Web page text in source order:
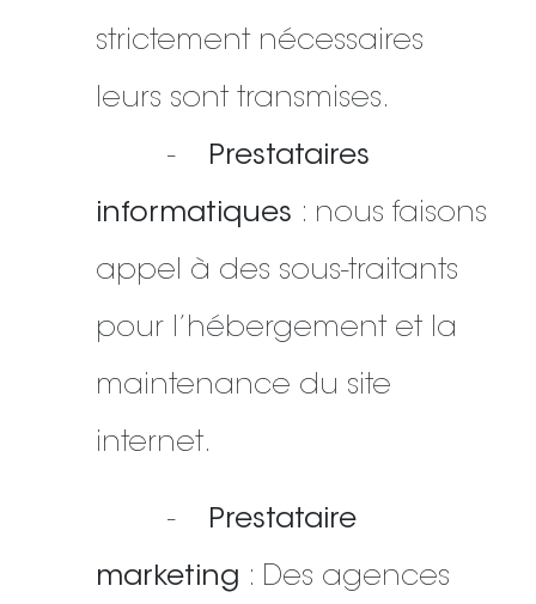
strictement nécessaires
leurs sont transmises.
-
Prestataires
informatiques : nous faisons
appel à des sous-traitants
pour l’hébergement et la
maintenance du site
internet.
- Prestataire
marketing : Des agences